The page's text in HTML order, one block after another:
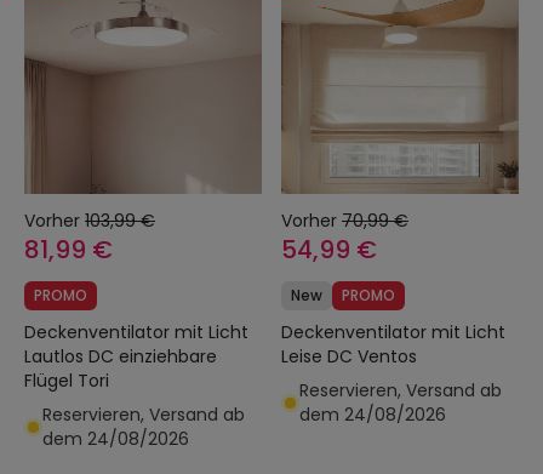
Vorher 103,99 €
81,99 €
PROMO
Deckenventilator mit Licht
Lautlos DC einziehbare
Flügel Tori
Reservieren, Versand ab
dem 24/08/2026
Vorher 70,99 €
54,99 €
New PROMO
Deckenventilator mit Licht
Leise DC Ventos
Reservieren, Versand ab
dem 24/08/2026